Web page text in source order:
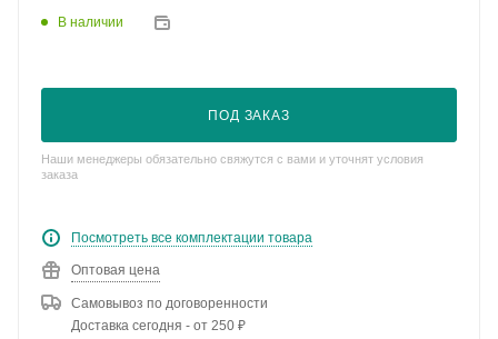
В наличии
ПОД ЗАКАЗ
Наши менеджеры обязательно свяжутся с вами и уточнят условия
заказа
Посмотреть все комплектации товара
Оптовая цена
Самовывоз по договоренности
Доставка сегодня - от 250 ₽